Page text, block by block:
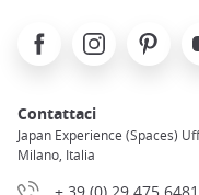
FacebookInstagramPinterest
Contattaci
Japan Experience (Spaces)
Milano, Italia